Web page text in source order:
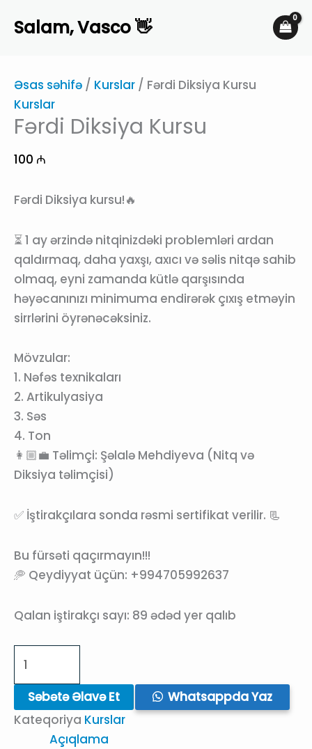
Salam, Vasco 👋
Əsas səhifə / Kurslar / Fərdi Diksiya Kursu
Kurslar
Fərdi Diksiya Kursu
100 ₼
Fərdi Diksiya kursu!🔥
⏳ 1 ay ərzində nitqinizdəki problemləri ardan
qaldırmaq, daha yaxşı, axıcı və səlis nitqə sahib
olmaq, eyni zamanda kütlə qarşısında
həyəcanınızı minimuma endirərək çıxış etməyin
sirrlərini öyrənəcəksiniz.
Mövzular:
1. Nəfəs texnikaları
2. Artikulyasiya
3. Səs
4. Ton
👩🏼‍💼 Təlimçi: Şəlalə Mehdiyeva (Nitq və
Diksiya təlimçisi)
✅ İştirakçılara sonda rəsmi sertifikat verilir. 📃
Bu fürsəti qaçırmayın!!!
🥏 Qeydiyyat üçün: +994705992637
Qalan iştirakçı sayı: 89 ədəd yer qalıb
Diksiya
Kursu
quantity
Səbətə Əlavə Et
Whatsappda Yaz
Kateqoriya Kurslar
Açıqlama